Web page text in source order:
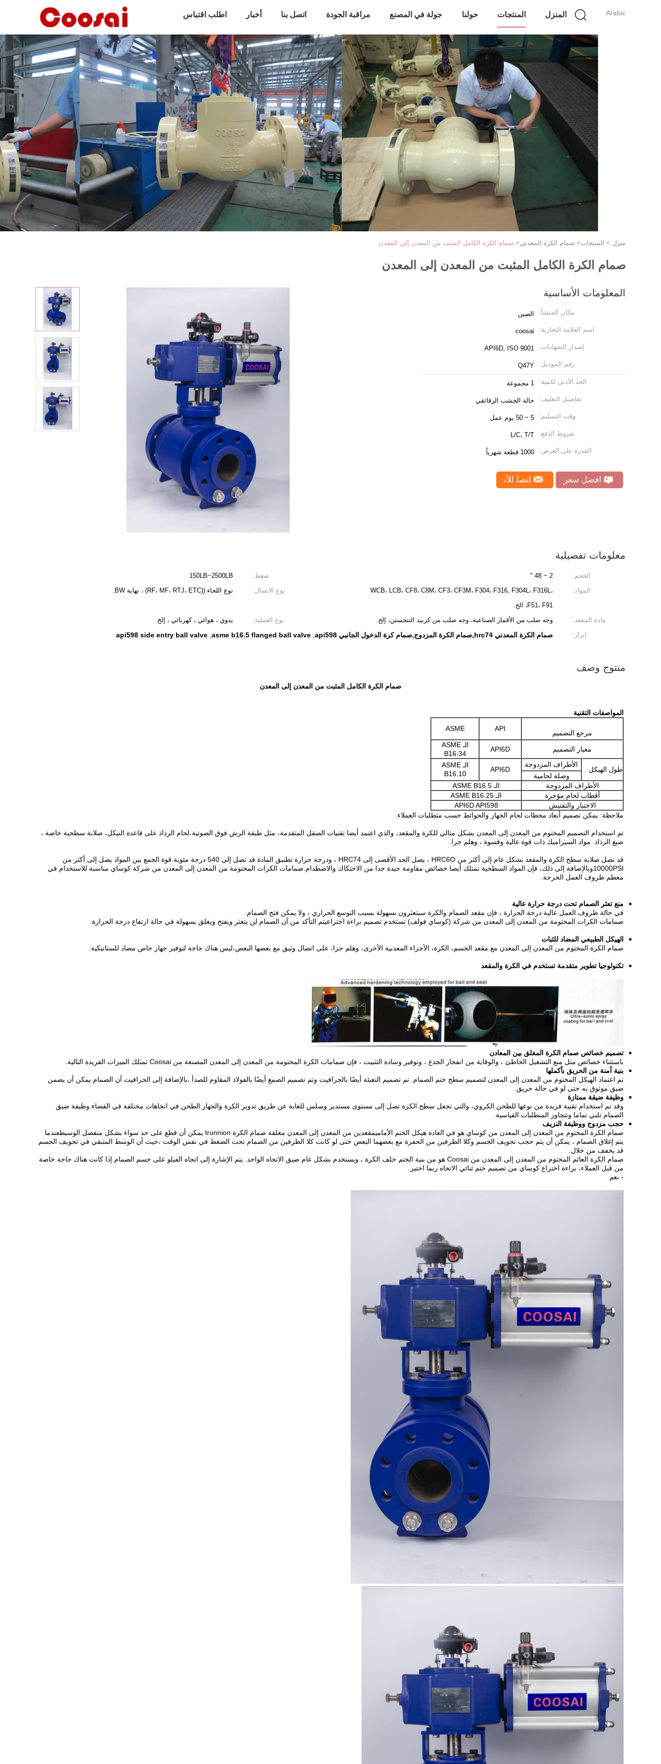
Arabic المنزل المنتجات حولنا جولة في المصنع مراقبة الجودة اتصل بنا أخبار اطلب اقتباس
منزل > المنتجات> صمام الكرة المعدني> صمام الكرة الكامل المثبت من المعدن إلى المعدن
صمام الكرة الكامل المثبت من المعدن إلى المعدن
المعلومات الأساسية
مكان المنشأ: الصين
اسم العلامة التجارية: coosai
إصدار الشهادات: API6D, ISO 9001
رقم الموديل: Q47Y
الحد الأدنى لكمية: 1 مجموعة
تفاصيل التغليف: حالة الخشب الرقائقي
وقت التسليم: 5 ~ 50 يوم عمل
شروط الدفع: L/C، T/T
القدرة على العرض: 1000 قطعة شهرياً
افضل سعر ﺎﺘﺼﻟ ﺍﻶﻧ
معلومات تفصيلية
الحجم: 2 ~ 48 " ضغط:
150LB~2500LB
المواد:
WCB، LCB، CF8، C8M، CF3، CF3M، F304، F316, F304L، F316L،
F51، F91، الخ.
نوع الاتصال: نوع اللحاء ((RF، MF، RTJ، ETC) ، نهاية BW.
مادة المقعد: وجه صلب من الأقمار الصناعية، وجه صلب من كربيد التنجستن، إلخ. نوع العملية:
يدوي ، هوائي ، كهربائي ، إلخ.
إبراز:
صمام الكرة المعدني hrc74,صمام الكرة المزدوج,صمام كرة الدخول الجانبي api598 ,
asme b16.5 flanged ball valve
,
api598 side entry ball valve
منتوج وصف
صمام الكرة الكامل المثبت من المعدن إلى المعدن
المواصفات التقنية
مرجع التصميم
API
ASME
معيار التصميم API6D
الـ ASME
B16.34
طول الهيكل
الأطراف المزدوجة
API6D
الـ ASME
B16.10
وصلة لحامية
الأطراف المزدوجة
الـ ASME B16.5
أقطاب لحام مؤخرة
الـ ASME B16.25
الاختبار والتفتيش
API6D API598
ملاحظة: يمكن تصميم أبعاد محطات لحام الجهاز والحوائط حسب متطلبات العملاء.
تم استخدام التصميم المختوم من المعدن إلى المعدن بشكل مثالي للكرة والمقعد، والذي اعتمد أيضا تقنيات الصقل المتقدمة، مثل طبقة الرش فوق الصوتية،لحام الرذاذ على قاعدة النيكل، صلابة سطحية خاصة ،
صبغ الرذاذ. مواد السيراميك ذات قوة عالية وقسوة ، وهلم جرا.
قد تصل صلابة سطح الكرة والمقعد بشكل عام إلى أكثر من HRC6O ، يصل الحد الأقصى إلى HRC74 ، ودرجة حرارة تطبيق المادة قد تصل إلى 540 درجة مئوية.قوة الجمع بين المواد يصل إلى أكثر من
10000PSIوبالإضافة إلى ذلك، فإن المواد السطحية تمتلك أيضا خصائص مقاومة جيدة جدا من الاحتكاك والاصطدام.صمامات الكرات المختومة من المعدن إلى المعدن من شركة كوساي مناسبة للاستخدام في
معظم ظروف العمل الحرجة.
منع تعثر الصمام تحت درجة حرارة عالية
في حالة ظروف العمل عالية درجة الحرارة ، فإن مقعد الصمام والكرة سيتعثرون بسهولة بسبب التوسع الحراري ، ولا يمكن فتح الصمام.
صمامات الكرات المختومة من المعدن إلى المعدن من شركة (كوساي فولف) تستخدم تصميم براءة اختراعيتم التأكد من أن الصمام لن يتعثر ويفتح ويغلق بسهولة في حالة ارتفاع درجة الحرارة.
الهيكل الطبيعي المضاد للثبات
صمام الكرة المختوم من المعدن إلى المعدن مع مقعد الجسم، الكرة، الأجزاء المعدنية الأخرى، وهلم جرا، على اتصال وثيق مع بعضها البعض،ليس هناك حاجة لتوفير جهاز خاص مضاد للستاتيكية.
تكنولوجيا تطوير متقدمة تستخدم في الكرة والمقعد
تصميم خصائص صمام الكرة المغلق بين المعادن
باستثناء خصائص مثل منع التشغيل الخاطئ ، والوقاية من انفجار الجذع ، وتوفير وسادة التثبيت ، فإن صمامات الكرة المختومة من المعدن إلى المعدن المصنعة من Coosai تمتلك الميزات الفريدة التالية.
بنية آمنة من الحريق بأكملها
تم اعتماد الهيكل المختوم من المعدن إلى المعدن لتصميم سطح ختم الصمام. تم تصميم التعبئة أيضًا بالجرافيت وتم تصميم الصمغ أيضًا بالفولاذ المقاوم للصدأ ،بالإضافة إلى الجرافيت أن الصمام يمكن أن يضمن
ضيق موثوق به حتى لو في حالة حريق.
وظيفة ضيقة ممتازة
وقد تم استخدام تقنية فريدة من نوعها للطحن الكروي، والتي تجعل سطح الكرة تصل إلى مستوى مستدير وسلس للغاية عن طريق تدوير الكرة والجهاز الطحن في اتجاهات مختلفة في الفضاء.وظيفة ضيق
الصمام تلبي تماما وتتجاوز المتطلبات القياسية.
حجب مزدوج ووظيفة النزيف
صمام الكرة المختوم من المعدن إلى المعدن من كوساي هو في العادة هيكل الختم الأماميمقعدين من المعدن إلى المعدن مغلقة صمام الكرة trunnion يمكن أن قطع على حد سواء بشكل منفصل الوسيطعندما
يتم إغلاق الصمام ، يمكن أن يتم حجب تجويف الجسم وكلا الطرفين من الحفرة مع بعضهما البعض حتى لو كانت كلا الطرفين من الصمام تحت الضغط في نفس الوقت ،حيث أن الوسط المتبقي في تجويف الجسم
قد يخفف من خلال.
صمام الكرة العائم المختوم من المعدن إلى المعدن من Coosai هو من بنية الختم خلف الكرة ، ويستخدم بشكل عام ضيق الاتجاه الواحد. يتم الإشارة إلى اتجاه الفيلو على جسم الصمام.إذا كانت هناك حاجة خاصة
من قبل العملاء، براءة اختراع كوساي من تصميم ختم ثنائي الاتجاه ربما اختير.
- نعم